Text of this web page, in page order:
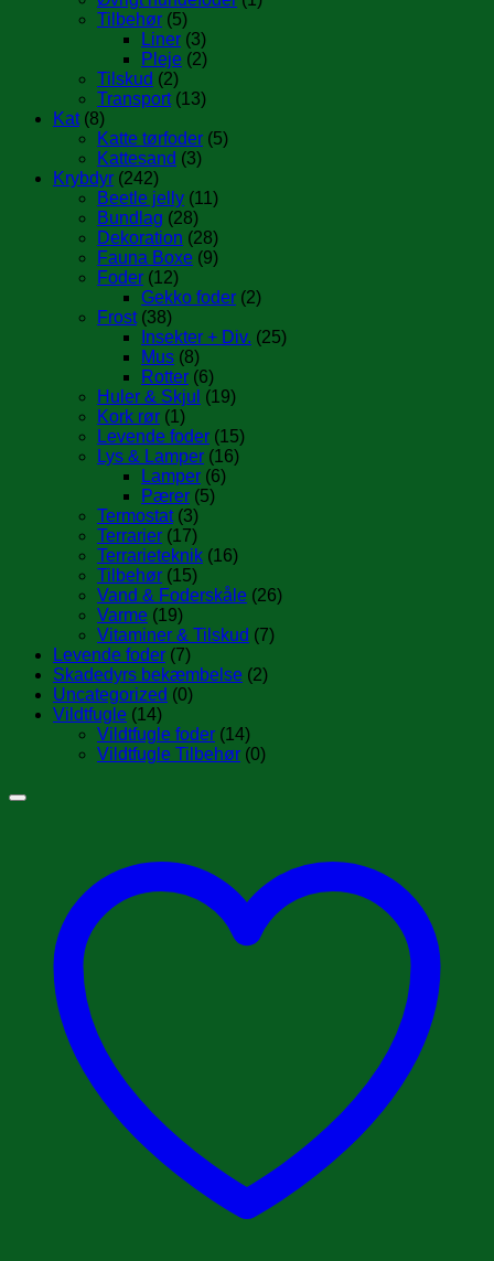
Tilbehør (5)
Liner (3)
Pleje (2)
Tilskud (2)
Transport (13)
Kat (8)
Katte tørfoder (5)
Kattesand (3)
Krybdyr (242)
Beetle jelly (11)
Bundlag (28)
Dekoration (28)
Fauna Boxe (9)
Foder (12)
Gekko foder (2)
Frost (38)
Insekter + Div. (25)
Mus (8)
Rotter (6)
Huler & Skjul (19)
Kork rør (1)
Levende foder (15)
Lys & Lamper (16)
Lamper (6)
Pærer (5)
Termostat (3)
Terrarier (17)
Terrarieteknik (16)
Tilbehør (15)
Vand & Foderskåle (26)
Varme (19)
Vitaminer & Tilskud (7)
Levende foder (7)
Skadedyrs bekæmbelse (2)
Uncategorized (0)
Vildtfugle (14)
Vildtfugle foder (14)
Vildtfugle Tilbehør (0)